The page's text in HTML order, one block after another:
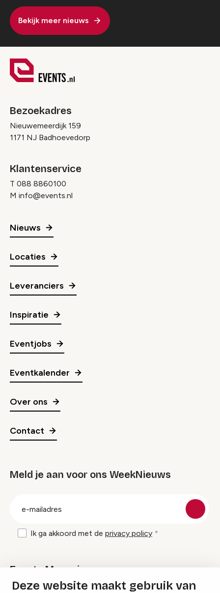
Deze website maakt gebruik van
Bekijk meer nieuws
Bezoekadres
Nieuwemeerdijk 159
1171 NJ Badhoevedorp
Klantenservice
T 088 8860100
M info@events.nl
Nieuws
Locaties
Leveranciers
Inspiratie
Eventjobs
Eventkalender
Over ons
Contact
Meld je aan voor ons WeekNieuws
Ik ga akkoord met de privacy policy
Events Magazine